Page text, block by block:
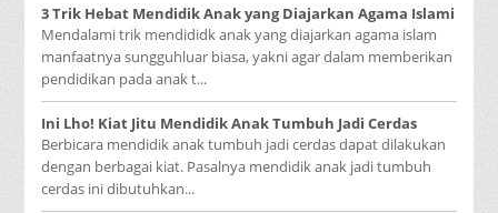
3 Trik Hebat Mendidik Anak yang Diajarkan Agama Islami
Mendalami trik mendididk anak yang diajarkan agama islam
manfaatnya sungguhluar biasa, yakni agar dalam memberikan
pendidikan pada anak t...
Ini Lho! Kiat Jitu Mendidik Anak Tumbuh Jadi Cerdas
Berbicara mendidik anak tumbuh jadi cerdas dapat dilakukan
dengan berbagai kiat. Pasalnya mendidik anak jadi tumbuh
cerdas ini dibutuhkan...